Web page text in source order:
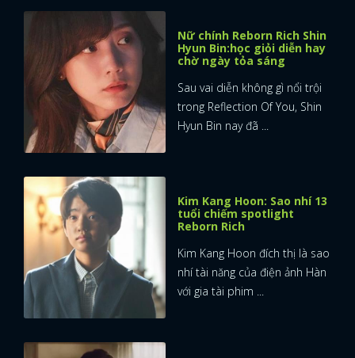
Nữ chính Reborn Rich Shin
Hyun Bin:học giỏi diễn hay
chờ ngày tỏa sáng
Sau vai diễn không gì nổi trội
trong Reflection Of You, Shin
Hyun Bin nay đã ...
Kim Kang Hoon: Sao nhí 13
tuổi chiếm spotlight
Reborn Rich
Kim Kang Hoon đích thị là sao
nhí tài năng của điện ảnh Hàn
với gia tài phim ...